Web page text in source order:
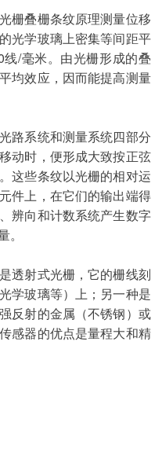
栅叠栅条纹原理测量位移
光学玻璃上密集等间距平
/毫米。由光栅形成的叠
均效应，因而能提高测量
路系统和测量系统四部分
动时，便形成大致按正弦
这些条纹以光栅的相对运
件上，在它们的输出端得
辨向和计数系统产生数字
透射式光栅，它的栅线刻
学玻璃等）上；另一种是
反射的金属（不锈钢）或
感器的优点是量程大和精